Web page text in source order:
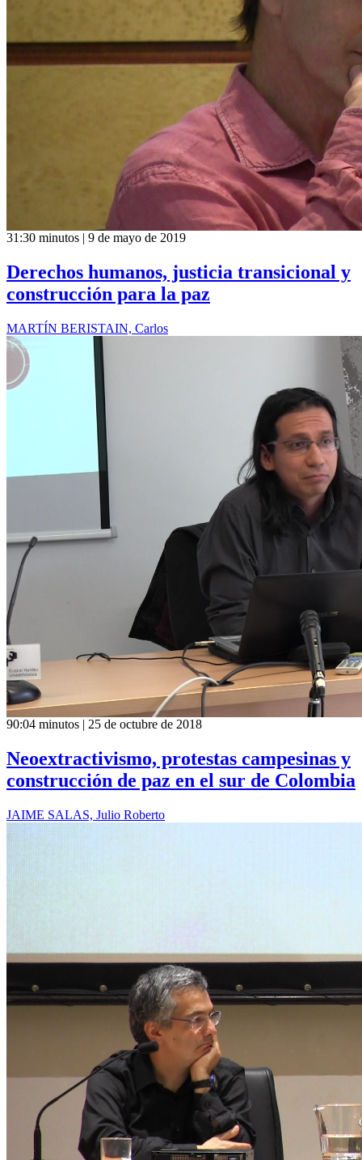
31:30 minutos | 9 de mayo de 2019
Derechos humanos, justicia transicional y
construcción para la paz
MARTÍN BERISTAIN, Carlos
90:04 minutos | 25 de octubre de 2018
Neoextractivismo, protestas campesinas y
construcción de paz en el sur de Colombia
JAIME SALAS, Julio Roberto